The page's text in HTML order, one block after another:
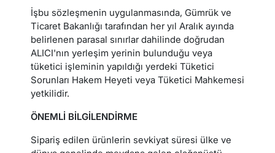
İşbu sözleşmenin uygulanmasında, Gümrük ve
Ticaret Bakanlığı tarafından her yıl Aralık ayında
belirlenen parasal sınırlar dahilinde doğrudan
ALICI'nın yerleşim yerinin bulunduğu veya
tüketici işleminin yapıldığı yerdeki Tüketici
Sorunları Hakem Heyeti veya Tüketici Mahkemesi
yetkilidir.
ÖNEMLİ BİLGİLENDİRME
Sipariş edilen ürünlerin sevkiyat süresi ülke ve